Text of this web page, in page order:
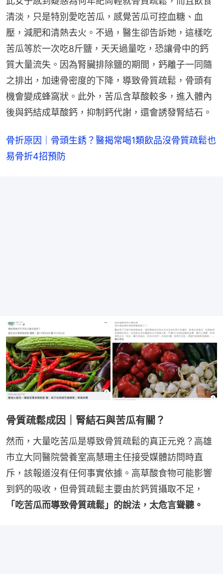
清淡，只是特別愛吃苦瓜，感覺苦瓜可控血糖、血
壓，減肥和清熱去火。不過，醫生卻告訴她，這樣吃
苦瓜等於一次吃8斤鹽，天天過量吃，恐讓骨中的鈣
質大量流失。因為腎臟排除鹽的期間，鈣離子一同隨
之排出，加速骨密度的下降，導致骨質疏鬆，骨頭有
機會變成蜂窩狀。此外，苦瓜含草酸較多，進入體內
後與鈣結成草酸鈣，抑制鈣代謝，還會誘發腎結石。
骨折原因｜骨頭生銹？醫揭常喝1類飲品沒骨質疏鬆也
易骨折4招預防
骨質疏鬆成因｜腎結石與苦瓜有關？
然而，大量吃苦瓜是導致骨質疏鬆的真正元兇？高雄
市立大同醫院營養室高慧珊主任接受媒體訪問時直
斥，該報道沒有任何事實依據。高草酸食物可能影響
到鈣的吸收，但骨質疏鬆主要由於鈣質攝取不足，
「吃苦瓜而導致骨質疏鬆」的說法，太危言聳聽。